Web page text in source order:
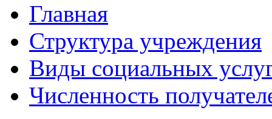
Главная
Структура учреждения
Виды социальных
Численность